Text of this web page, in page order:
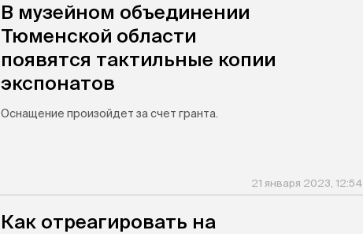
В музейном объединении
Тюменской области
появятся тактильные копии
экспонатов
Оснащение произойдет за счет гранта.
21 января 2023, 12:54
Как отреагировать на